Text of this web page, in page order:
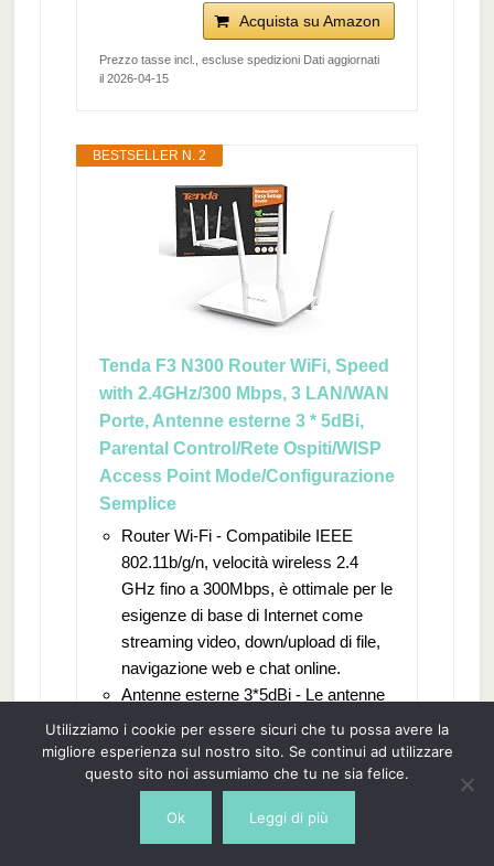
Acquista su Amazon
Prezzo tasse incl., escluse spedizioni Dati aggiornati
il 2026-04-15
BESTSELLER N. 2
Tenda F3 N300 Router WiFi, Speed
with 2.4GHz/300 Mbps, 3 LAN/WAN
Porte, Antenne esterne 3 * 5dBi,
Parental Control/Rete Ospiti/WISP
Access Point Mode/Configurazione
Semplice
Router Wi-Fi - Compatibile IEEE
802.11b/g/n, velocità wireless 2.4
GHz fino a 300Mbps, è ottimale per le
esigenze di base di Internet come
streaming video, down/upload di file,
navigazione web e chat online.
Antenne esterne 3*5dBi - Le antenne
3*5dBi aumentano la copertura
wireless fino a 50 ㎡, e la potenza del
segnale WiFi è influenzata dalla
dispositivi terminali.
Utilizziamo i cookie per essere sicuri che tu possa avere la
migliore esperienza sul nostro sito. Se continui ad utilizzare
questo sito noi assumiamo che tu ne sia felice.
Ok Leggi di più